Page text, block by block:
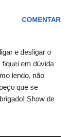
COMENTAR
e desligar o
em dúvida
lendo, não
que se
Show de